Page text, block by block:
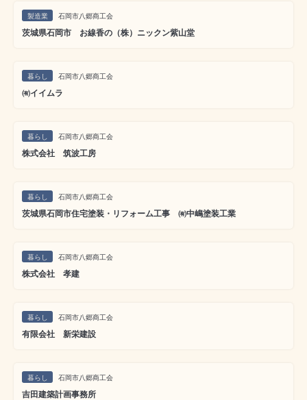
製造業 石岡市八郷商工会
茨城県石岡市 お線香の（株）ニックン紫山堂
暮らし 石岡市八郷商工会
㈲イイムラ
暮らし 石岡市八郷商工会
株式会社 筑波工房
暮らし 石岡市八郷商工会
茨城県石岡市住宅塗装・リフォーム工事 ㈲中嶋塗装工業
暮らし 石岡市八郷商工会
株式会社 孝建
暮らし 石岡市八郷商工会
有限会社 新栄建設
暮らし 石岡市八郷商工会
吉田建築計画事務所